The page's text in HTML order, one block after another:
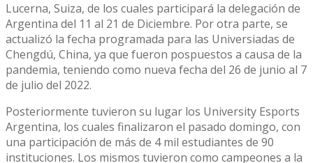
Lucerna, Suiza, de los cuales participará la delegación de
Argentina del 11 al 21 de Diciembre. Por otra parte, se
actualizó la fecha programada para las Universiadas de
Chengdú, China, ya que fueron pospuestos a causa de la
pandemia, teniendo como nueva fecha del 26 de junio al 7
de julio del 2022.
Posteriormente tuvieron su lugar los University Esports
Argentina, los cuales finalizaron el pasado domingo, con
una participación de más de 4 mil estudiantes de 90
instituciones. Los mismos tuvieron como campeones a la